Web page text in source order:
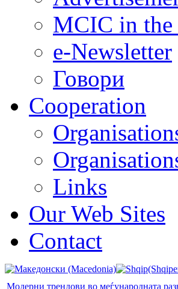
MCIC in the
e-Newsletter
Говори
Cooperation
Links
Our Web Sites
Contact
Модерни трендови во меѓународната